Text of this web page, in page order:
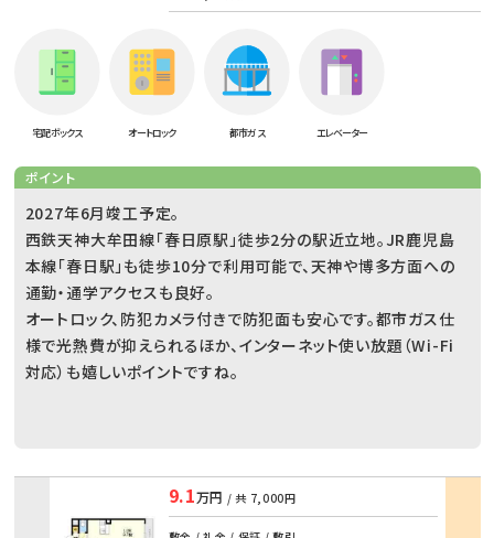
宅配ボックス オートロック 都市ガス エレベーター
ポイント
2027年6月竣工予定。
西鉄天神大牟田線「春日原駅」徒歩2分の駅近立地。JR鹿児島
本線「春日駅」も徒歩10分で利用可能で、天神や博多方面への
通勤・通学アクセスも良好。
オートロック、防犯カメラ付きで防犯面も安心です。都市ガス仕
様で光熱費が抑えられるほか、インターネット使い放題（Wi-Fi
対応）も嬉しいポイントですね。
9.1万円 / 共 7,000円